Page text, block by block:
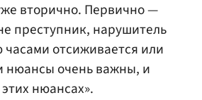
вторично. Первично —
преступник, нарушитель
часами отсиживается или
нюансы очень важны, и
нюансах».